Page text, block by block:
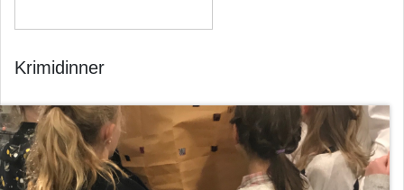
Krimidinner